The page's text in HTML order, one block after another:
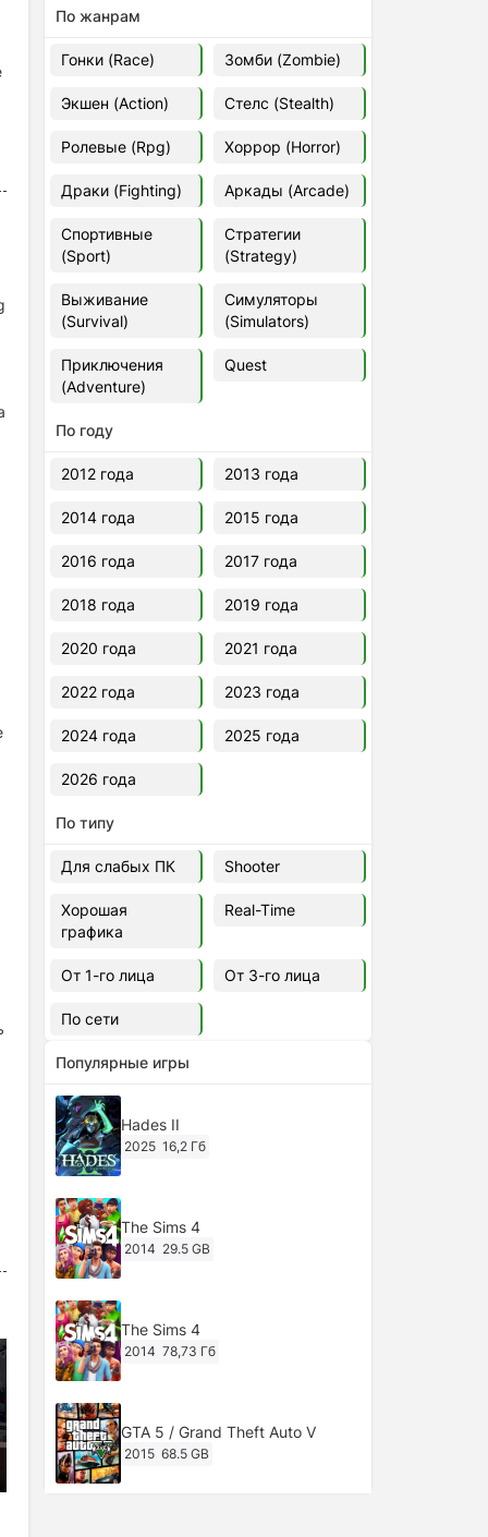
v.1053.9.0623.1807 [Папка
Euro Truck Simulator 2 v.1.60.1.7s
[Папка игры] (2012)
37,77 Гб
Forza Horizon 5 v.688.044
[Папка игры] (2021)
2021
V Rising
2024
По жанрам
Гонки (Race) Зомби (Zombie)
Экшен (Action) Стелс (Stealth)
Ролевые (Rpg) Хоррор (Horror)
Драки (Fighting) Аркады (Arcade)
Спортивные
(Sport)
Стратегии
(Strategy)
Выживание
(Survival)
Симуляторы
(Simulators)
Приключения
(Adventure)
Quest
По году
2012 года 2013 года
2014 года 2015 года
2016 года 2017 года
2018 года 2019 года
2020 года 2021 года
2022 года 2023 года
2024 года 2025 года
2026 года
По типу
Для слабых ПК Shooter
Хорошая
графика
Real-Time
От 1-го лица От 3-го лица
По сети
Популярные игры
Hades II
2025 16,2 Гб
The Sims 4
2014 29.5 GB
The Sims 4
2014 78,73 Гб
GTA 5 / Grand Theft Auto V
2015 68.5 GB